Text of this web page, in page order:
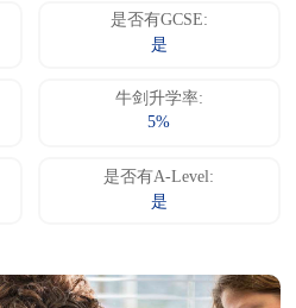
是否有GCSE:
是
牛剑升学率:
5%
是否有A-Level:
是